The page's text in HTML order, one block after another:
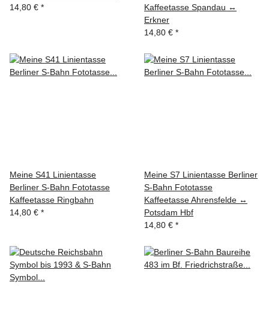
14,80 € *
Kaffeetasse Spandau ↔
Erkner
14,80 € *
Meine S41 Linientasse
Berliner S-Bahn Fototasse
Kaffeetasse Ringbahn
14,80 € *
Meine S7 Linientasse Berliner
S-Bahn Fototasse
Kaffeetasse Ahrensfelde ↔
Potsdam Hbf
14,80 € *